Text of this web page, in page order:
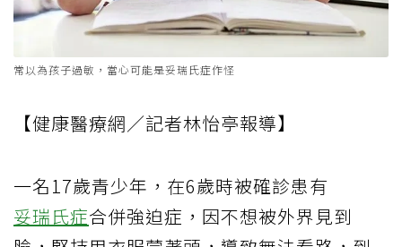
常以為孩子過敏，當心可能是妥瑞氏症作怪
【健康醫療網／記者林怡亭報導】
一名17歲青少年，在6歲時被確診患有
妥瑞氏症合併強迫症，因不想被外界見到